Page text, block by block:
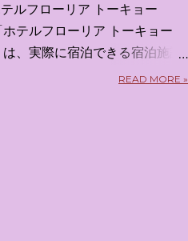
ルフローリア トーキョー
テルフローリア トーキョー
、実際に宿泊できる宿泊施設
ら東京・新宿でスタートする
READ MORE »